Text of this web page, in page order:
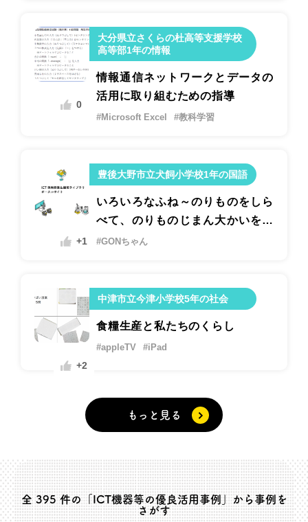
大分県立さくらの杜高等支援学校
高等部1年の情報
0
情報通信ネットワークとデータの
活用に取り組むための指導
#Microsoft Excel #教科学習
豊後大野市立犬飼小学校1年の国語
+1
いろいろなふね～のりものをしら
べて、のりものじまん大かいをし
よう。～
#GONちゃん
中津市立今津小学校5年の社会
+2
食糧生産と私たちのくらし
#appleTV #iPad
もっと見る
全395件の「ICT機器等の優良活用事例」から事例を
さがす